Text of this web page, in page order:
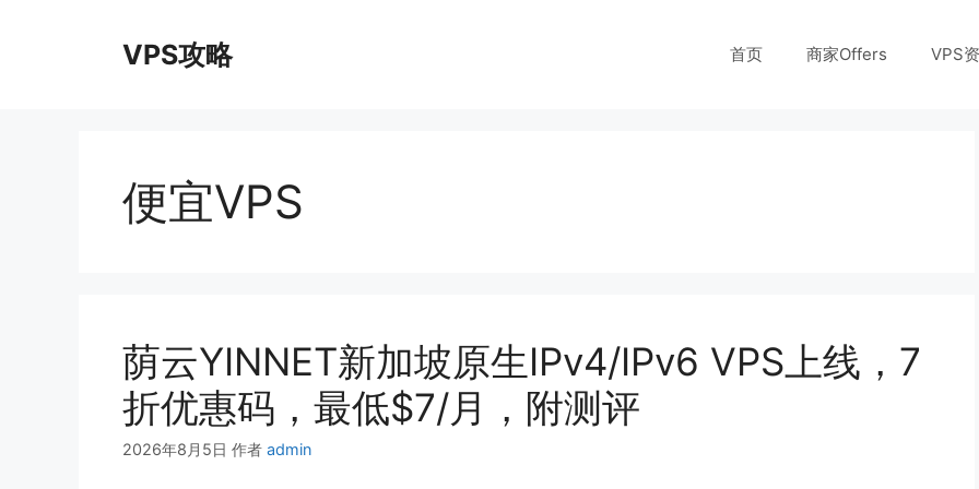
VPS攻略 首页 商家Offers VPS
便宜VPS
荫云YINNET新加坡原生IPv4/IPv6 VPS上线，7
折优惠码，最低$7/月，附测评
2026年8月5日 作者 admin